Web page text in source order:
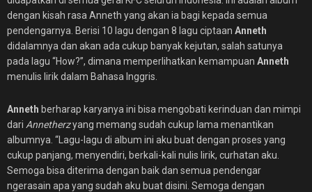
dengan kisah rasa Anneth yang akan ia bagi kepada semua
pendengarnya. Berisi 10 lagu dengan 8 lagu ciptaan Anneth
didalamnya dan akan ada cukup banyak kejutan, salah satunya
pada lagu “How?”, dimana memperlihatkan kemampuan Anneth
menulis lirik dalam Bahasa Inggris.
Anneth berharap karyanya ini bisa mengobati kerinduan dan mimpi
dari Annetherzyang memang sudah cukup lama menantikan
albumnya. “Lagu-lagu di album ini aku buat dengan proses yang
cukup panjang, menyendiri, berkali-kali nulis lirik, curhatan aku.
Semoga bisa diterima dengan baik dan semua pendengar
ngerasain apa yang sudah aku buat disini. Semoga dengan